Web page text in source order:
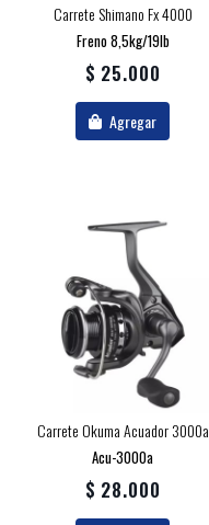
Carrete Shimano Fx 4000
Freno 8,5kg/19lb
$ 25.000
Agregar
Carrete Okuma Acuador 3000a
Acu-3000a
$ 28.000